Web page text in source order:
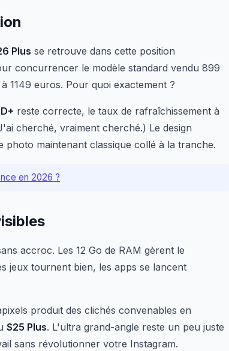
Plus se retrouve dans cette position
concurrencer le modèle standard vendu 899
1149 euros. Pour quoi exactement ?
reste correcte, le taux de rafraîchissement à
cherché, vraiment cherché.) Le design
maintenant classique collé à la tranche.
en 2026 ?
accroc. Les 12 Go de RAM gèrent le
jeux tournent bien, les apps se lancent
produit des clichés convenables en
S25 Plus. L'ultra grand-angle reste un peu juste
sans révolutionner votre Instagram.